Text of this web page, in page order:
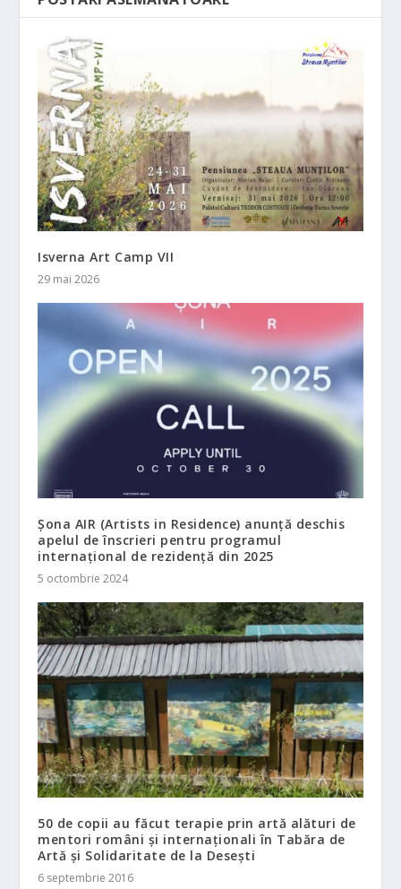
Isverna Art Camp VII
29 mai 2026
Șona AIR (Artists in Residence) anunță deschis
apelul de înscrieri pentru programul
internațional de rezidență din 2025
5 octombrie 2024
50 de copii au făcut terapie prin artă alături de
mentori români și internaționali în Tabăra de
Artă și Solidaritate de la Desești
6 septembrie 2016